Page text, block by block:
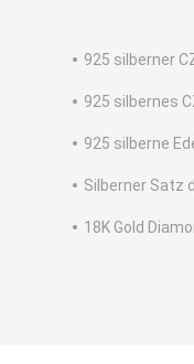
925 silberner
925 silbernes
925 silberne
Silberner Satz
18K Gold